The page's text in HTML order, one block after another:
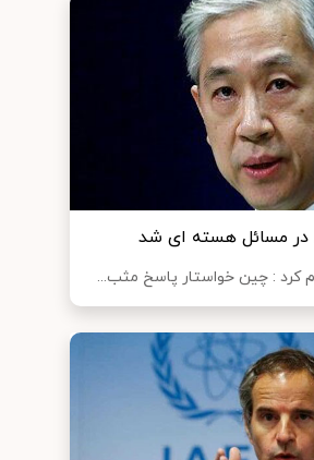
در مسائل هسته ای شد